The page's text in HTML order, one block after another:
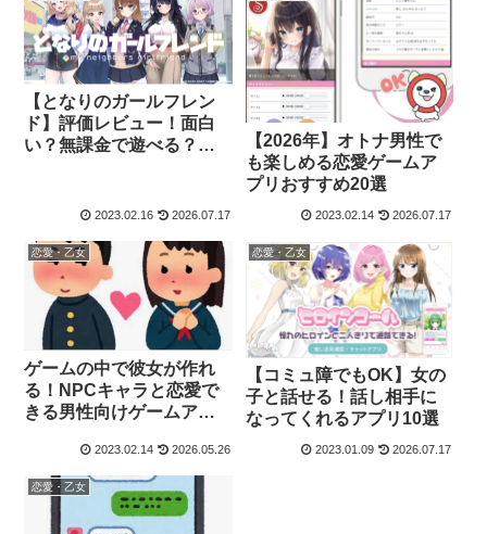
【となりのガールフレン
ド】評価レビュー！面白
い？無課金で遊べる？中
2023.02.16 2026.07.17
【2026年】オトナ男性で
も楽しめる恋愛ゲームア
プリおすすめ20選
2023.02.14 2026.07.17
恋愛・乙女
ゲームの中で彼女が作れ
る！NPCキャラと恋愛で
きる男性向けゲームアプ
2023.02.14 2026.05.26
恋愛・乙女
【コミュ障でもOK】女の
子と話せる！話し相手に
なってくれるアプリ10選
2023.01.09 2026.07.17
恋愛・乙女